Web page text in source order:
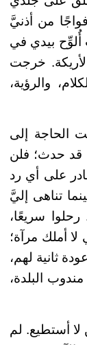
من أذنيَّ
أُلوِّح بيدي في
خرجت
والرؤية،
الحاجة إلى
قد حدث؛ فلن
على أي رد
تناهى إليَّ
سريعًا،
أملك مرآة؛
ثانية لهم،
البلدة،
أستطيع. لم